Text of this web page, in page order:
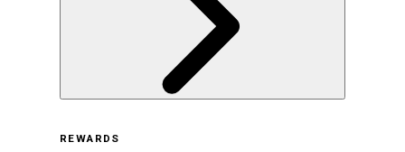
採用情報
REWARDS